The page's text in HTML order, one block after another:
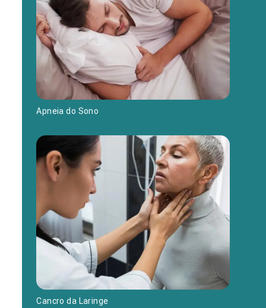
Apneia do Sono
Cancro da Laringe